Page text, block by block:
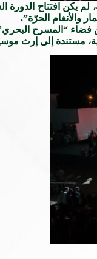
افتتاح الدورة
والأنغام الحرّة”.
“المسرح البحري”
مستندة إلى إرث